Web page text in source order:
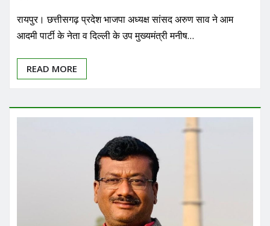
रायपुर। छत्तीसगढ़ प्रदेश भाजपा अध्यक्ष सांसद अरुण साव ने आम
आदमी पार्टी के नेता व दिल्ली के उप मुख्यमंत्री मनीष…
READ MORE